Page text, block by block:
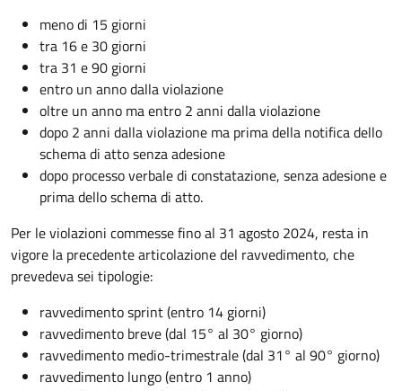
meno di 15 giorni
tra 16 e 30 giorni
tra 31 e 90 giorni
entro un anno dalla violazione
oltre un anno ma entro 2 anni dalla violazione
dopo 2 anni dalla violazione ma prima della notifica dello
schema di atto senza adesione
dopo processo verbale di constatazione, senza adesione e
prima dello schema di atto.
Per le violazioni commesse fino al 31 agosto 2024, resta in
vigore la precedente articolazione del ravvedimento, che
prevedeva sei tipologie:
ravvedimento sprint (entro 14 giorni)
ravvedimento breve (dal 15° al 30° giorno)
ravvedimento medio-trimestrale (dal 31° al 90° giorno)
ravvedimento lungo (entro 1 anno)